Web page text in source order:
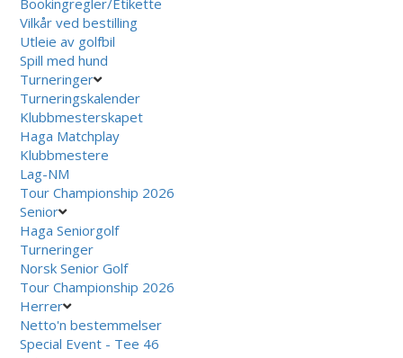
Bookingregler/Etikette
Vilkår ved bestilling
Utleie av golfbil
Spill med hund
Turneringer
Turneringskalender
Klubbmesterskapet
Haga Matchplay
Klubbmestere
Lag-NM
Tour Championship 2026
Senior
Haga Seniorgolf
Turneringer
Norsk Senior Golf
Tour Championship 2026
Herrer
Netto'n bestemmelser
Special Event - Tee 46